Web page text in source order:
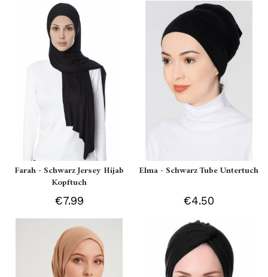
Farah - Schwarz Jersey Hijab
Kopftuch
€7.99
Elma - Schwarz Tube Untertuch
€4.50